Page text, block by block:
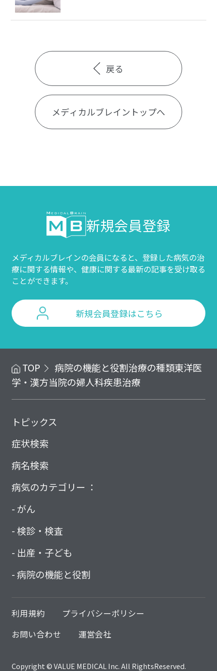
戻る
メディカルブレイントップへ
新規会員登録
メディカルブレインの会員になると、登録した病気の治
療に関する情報や、 健康に関する最新の記事を受け取る
ことができます。
新規会員登録はこちら
TOP 病院の機能と役割治療の種類東洋医
学・漢方当院の婦人科疾患治療
トピックス
症状検索
病名検索
病気のカテゴリー ：
がん
検診・検査
出産・子ども
病院の機能と役割
利用規約
プライバシーポリシー
お問い合わせ
運営会社
Copyright © VALUE MEDICAL Inc. All RightsReserved.